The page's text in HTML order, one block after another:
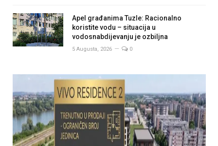
Apel građanima Tuzle: Racionalno
koristite vodu – situacija u
vodosnabdijevanju je ozbiljna
5 Augusta, 2026 0